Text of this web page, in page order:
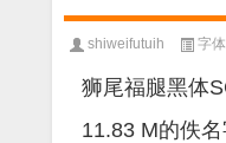
shiweifutuih 字
狮尾福腿黑体
11.83 M的佚